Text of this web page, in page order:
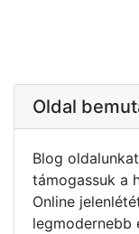
Oldal
Blog
támogassuk a
Online
legmodernebb